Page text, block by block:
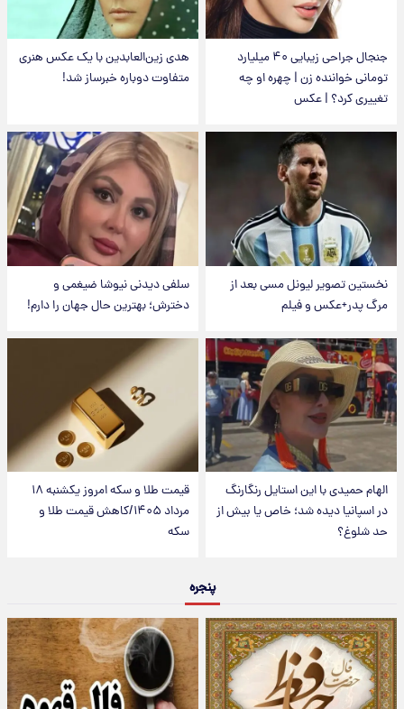
جنجال جراحی زیبایی ۴۰ میلیارد
تومانی خواننده زن | چهره او چه
تغییری کرد؟ | عکس
هدی زین‌العابدین با یک عکس هنری
متفاوت دوباره خبرساز شد!
نخستین تصویر لیونل مسی بعد از
مرگ پدر+عکس و فیلم
سلفی دیدنی نیوشا ضیغمی و
دخترش؛ بهترین حال جهان را دارم!
الهام حمیدی با این استایل رنگارنگ
در اسپانیا دیده شد؛ خاص یا بیش از
حد شلوغ؟
قیمت طلا و سکه امروز یکشنبه ۱۸
مرداد ۱۴۰۵/کاهش قیمت طلا و
سکه
پنجره